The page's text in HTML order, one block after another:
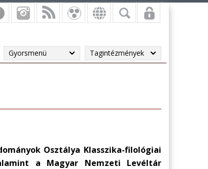
Gyorsmenü Tagintézmények
Osztálya Klasszika-filológiai
a Magyar Nemzeti Levéltár